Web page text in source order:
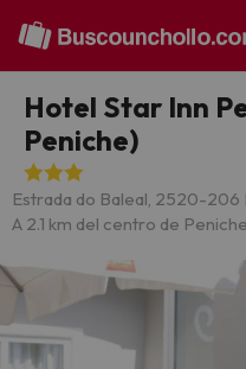
Hotel Star Inn
Peniche)
Estrada do Baleal, 2520-206
A 2.1 km del centro de Peniche